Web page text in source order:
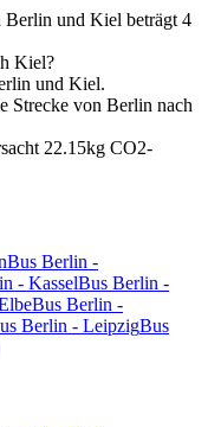
Berlin und Kiel beträgt 4
Kiel?
und Kiel.
Strecke von Berlin nach
22.15kg CO2-
Bus Berlin -
- KasselBus Berlin -
Bus Berlin -
Berlin - LeipzigBus